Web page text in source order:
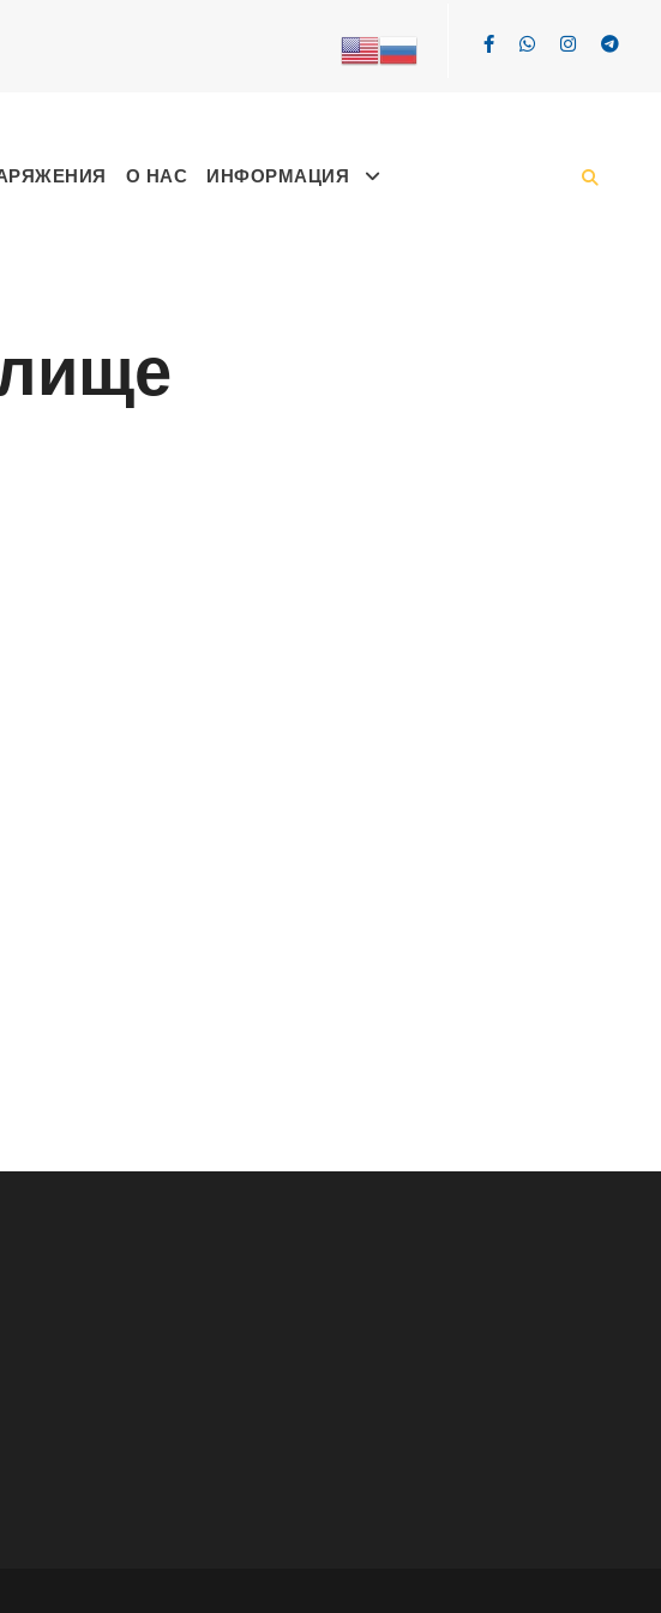
О НАС ИНФОРМАЦИЯ